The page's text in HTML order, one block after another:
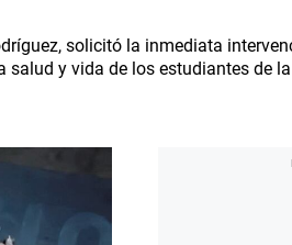
solicitó la inmediata
y vida de los estudiantes de